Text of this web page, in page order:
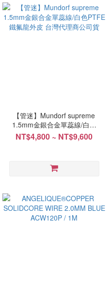
【管迷】Mundorf supreme
1.5mm金銀合金單蕊線/白色
PTFE鐵氟龍外皮 台灣代理商公
NT$4,800 ~ NT$9,600